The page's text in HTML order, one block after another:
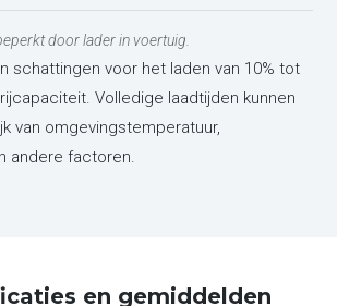
door lader in voertuig.
schattingen voor het laden van 10% tot
Volledige laadtijden kunnen
van omgevingstemperatuur,
andere factoren.
en gemiddelden